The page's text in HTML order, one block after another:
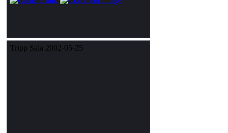
Tripp Sala 2002-05-25